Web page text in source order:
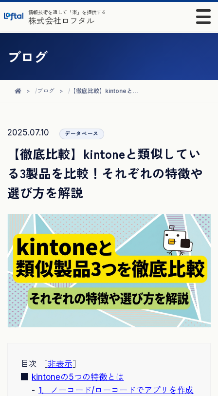
情報技術を通して「楽」を提供する
株式会社ロフタル
ブログ
ブログ 【徹底比較】kintoneと類似している3製品を比較！それぞれの特徴や選び方を解説
2025.07.10 データベース
【徹底比較】kintoneと類似してい
る3製品を比較！それぞれの特徴や
選び方を解説
目次 ［非表示］
kintoneの5つの特徴とは
1．ノーコード/ローコードでアプリを作成